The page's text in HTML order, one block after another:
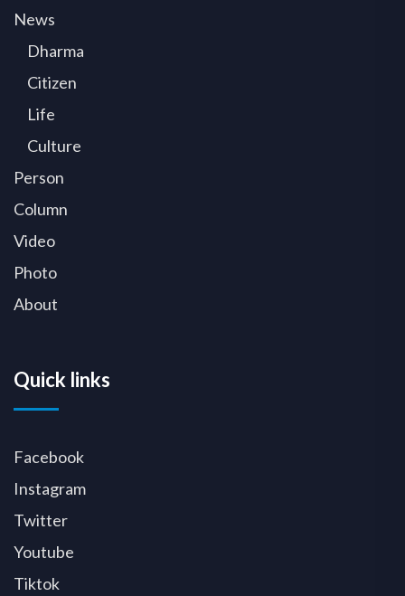
News
Dharma
Citizen
Life
Culture
Person
Column
Video
Photo
About
Quick links
Facebook
Instagram
Twitter
Youtube
Tiktok